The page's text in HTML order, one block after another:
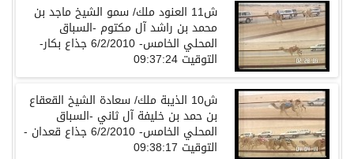
ش11 العنود ملك/ سمو الشيخ ماجد بن
محمد بن راشد آل مكتوم -السباق
المحلي الخامس- 6/2/2010 جذاع بكار-
التوقيت 09:37:24
ش10 الذيبة ملك/ سعادة الشيخ القعقاع
بن حمد بن خليفة آل ثاني -السباق
المحلي الخامس- 6/2/2010 جذاع قعدان -
التوقيت 09:38:17